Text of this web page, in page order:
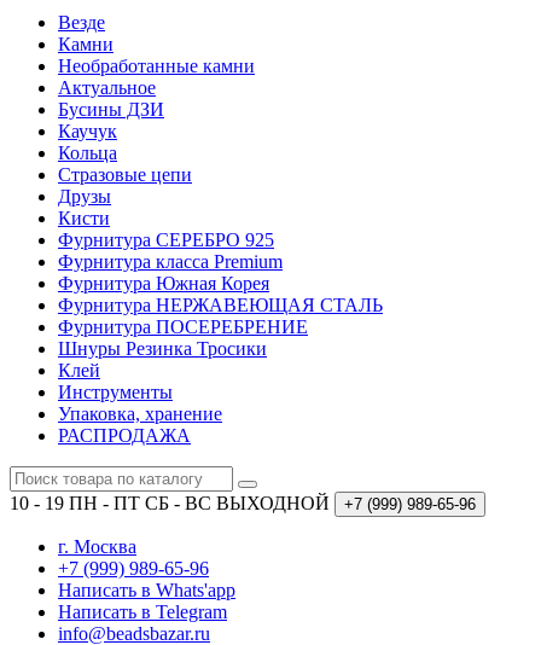
Везде
Камни
Необработанные камни
Актуальное
Бусины ДЗИ
Каучук
Кольца
Стразовые цепи
Друзы
Кисти
Фурнитура СЕРЕБРО 925
Фурнитура класса Premium
Фурнитура Южная Корея
Фурнитура НЕРЖАВЕЮЩАЯ СТАЛЬ
Фурнитура ПОСЕРЕБРЕНИЕ
Шнуры Резинка Тросики
Клей
Инструменты
Упаковка, хранение
РАСПРОДАЖА
10 - 19 ПН - ПТ СБ - ВС ВЫХОДНОЙ +7 (999) 989-65-96
г. Москва
+7 (999) 989-65-96
Написать в Whats'app
Написать в Telegram
info@beadsbazar.ru